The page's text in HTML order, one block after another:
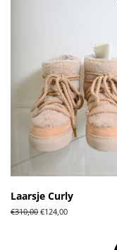
Laarsje Curly
Normale
€310,00 Aanbiedingsprijs
€124,00